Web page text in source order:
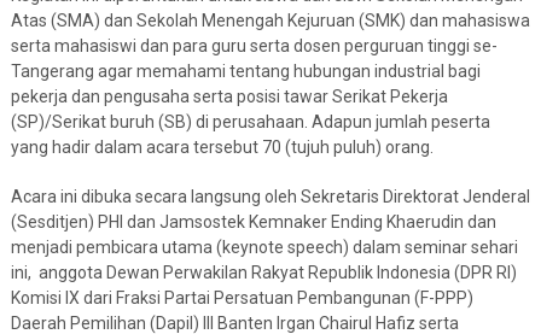
Atas (SMA) dan Sekolah Menengah Kejuruan (SMK) dan mahasiswa
serta mahasiswi dan para guru serta dosen perguruan tinggi se-
Tangerang agar memahami tentang hubungan industrial bagi
pekerja dan pengusaha serta posisi tawar Serikat Pekerja
(SP)/Serikat buruh (SB) di perusahaan. Adapun jumlah peserta
yang hadir dalam acara tersebut 70 (tujuh puluh) orang.
Acara ini dibuka secara langsung oleh Sekretaris Direktorat Jenderal
(Sesditjen) PHI dan Jamsostek Kemnaker Ending Khaerudin dan
menjadi pembicara utama (keynote speech) dalam seminar sehari
ini, anggota Dewan Perwakilan Rakyat Republik Indonesia (DPR RI)
Komisi IX dari Fraksi Partai Persatuan Pembangunan (F-PPP)
Daerah Pemilihan (Dapil) III Banten Irgan Chairul Hafiz serta